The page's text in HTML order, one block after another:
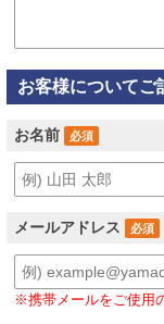
お客様についてご
お名前 必須
メールアドレス 必須
※携帯メールをご使用